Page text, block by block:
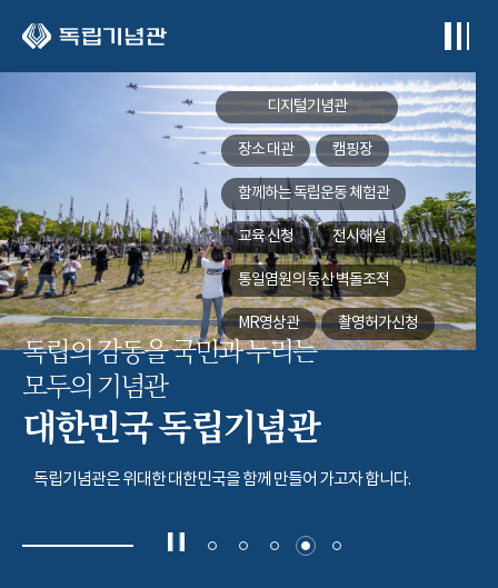
디지털기념관
장소 대관 캠핑장
함께하는독립운동 체험관
교육 신청 전시해설
통일염원의 동산벽돌조적
MR영상관 촬영허가신청
독립의 감동을 국민과 누리는
모두의 기념관
대한민국 독립기념관
독립기념관은 위대한 대한민국을 함께 만들어 가고자 합니다.